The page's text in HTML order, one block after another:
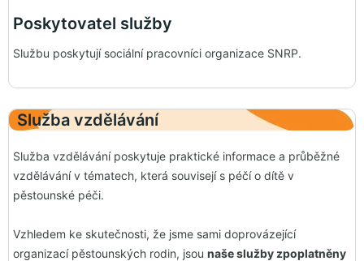
Poskytovatel služby
Službu poskytují sociální pracovníci organizace SNRP.
Služba vzdělávání
Služba vzdělávání poskytuje praktické informace a průběžné
vzdělávání v tématech, která souvisejí s péčí o dítě v
pěstounské péči.
Vzhledem ke skutečnosti, že jsme sami doprovázející
organizací pěstounských rodin, jsou naše služby zpoplatněny